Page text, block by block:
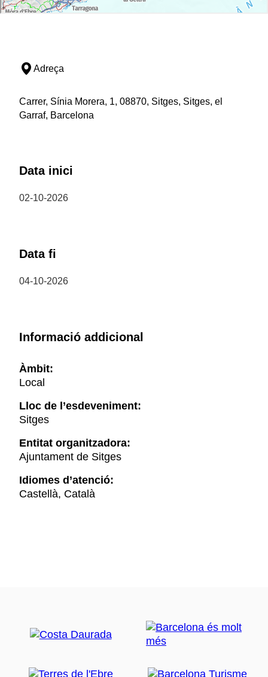
Adreça
Carrer, Sínia Morera, 1, 08870, Sitges, Sitges, el
Garraf, Barcelona
Data inici
02-10-2026
Data fi
04-10-2026
Informació addicional
Àmbit:
Local
Lloc de l’esdeveniment:
Sitges
Entitat organitzadora:
Ajuntament de Sitges
Idiomes d’atenció:
Castellà, Català